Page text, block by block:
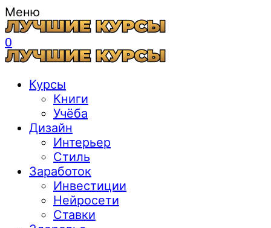
Меню
0
Курсы
Книги
Учёба
Дизайн
Интерьер
Стиль
Заработок
Инвестиции
Нейросети
Ставки